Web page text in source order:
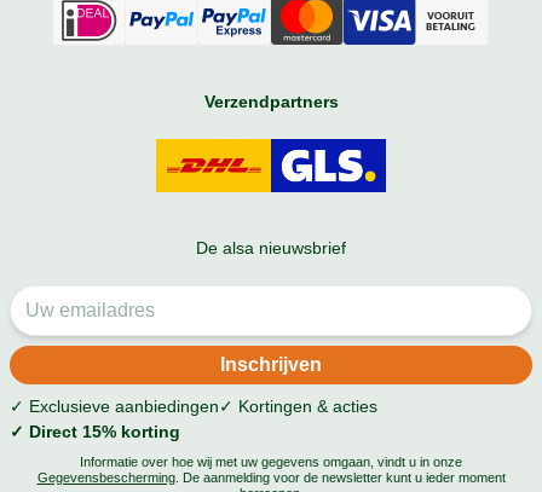
Verzendpartners
De alsa nieuwsbrief
✓ Exclusieve aanbiedingen✓ Kortingen & acties
✓ Direct 15% korting
Informatie over hoe wij met uw gegevens omgaan, vindt u in onze
Gegevensbescherming. De aanmelding voor de newsletter kunt u ieder moment